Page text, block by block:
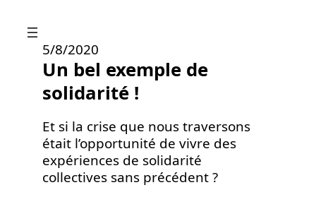
5/8/2020
Un bel exemple de
solidarité !
Et si la crise que nous traversons
était l’opportunité de vivre des
expériences de solidarité
collectives sans précédent ?